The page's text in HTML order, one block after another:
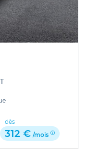
dès
312 € /mois